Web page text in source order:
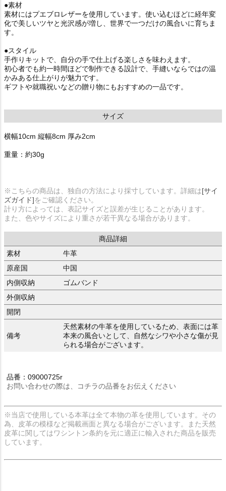
●素材
素材にはプエブロレザーを使用しています。使い込むほどに経年変
化で美しいツヤと光沢感が増し、世界で一つだけの風合いに育ちま
す。
●スタイル
手作りキットで、自分の手で仕上げる楽しさを味わえます。
初心者でも約一時間ほどで制作できる設計で、手縫いならではの温
かみある仕上がりが魅力です。
ギフトや就職祝いなどの贈り物にもおすすめの一品です。
サイズ
横幅10cm 縦幅8cm 厚み2cm
重量：約30g
※こちらの商品は、独自の方法により採寸しています。詳細は[サイ
ズガイド]をご確認ください。
計り方によっては、表記サイズと誤差が生じることがあります。
また、色やサイズにより重さが若干異なる場合があります。
商品詳細
素材
牛革
原産国
中国
内側収納
ゴムバンド
外側収納
開閉
備考
天然素材の牛革を使用しているため、表面には革
本来の風合いとして、自然なシワや小さな傷が見
られる場合がございます。
品番：09000725r
お問い合わせの際は、コチラの品番をお伝えください
※当店で使用している本革は全て本物の革を使用しています。その
為、皮革の模様など掲載画面と異なる場合がございます。また天然
皮革に関してはワシントン条約を元に適正に輸入された商品を販売
しています。